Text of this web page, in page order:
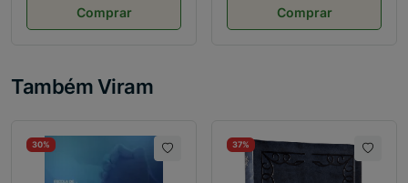
Comprar Comprar
Também Viram
30% 37%